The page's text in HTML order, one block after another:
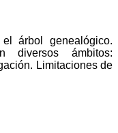
árbol genealógico.
diversos ámbitos:
Limitaciones de